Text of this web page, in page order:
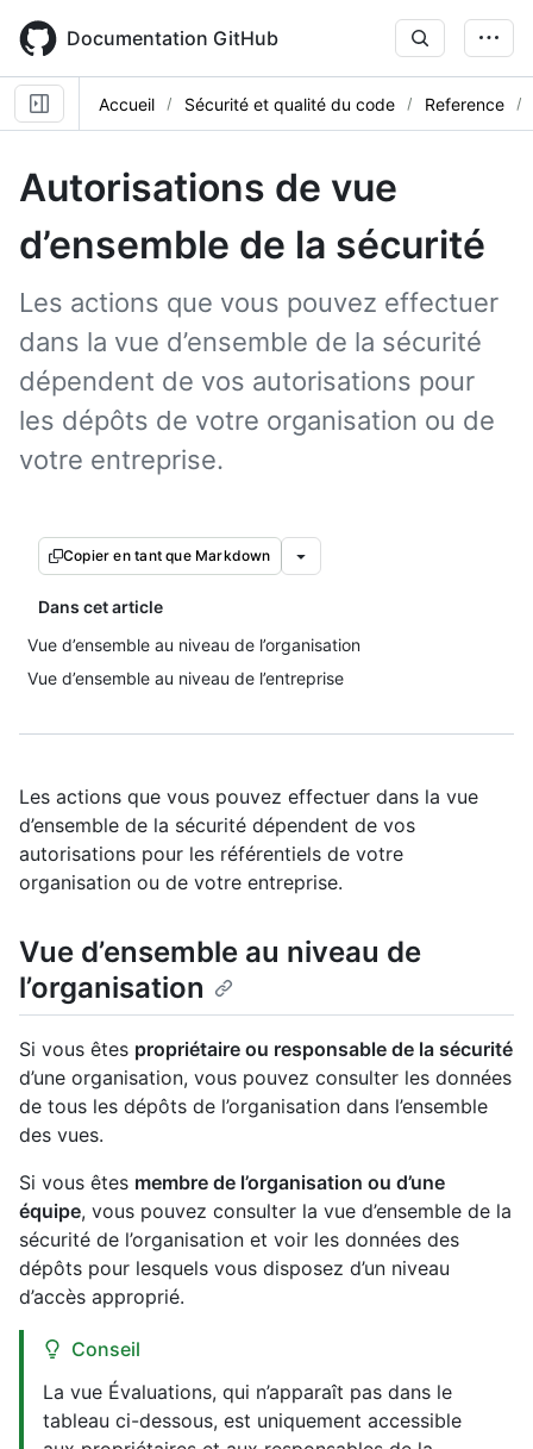
main
content
Documentation GitHub
Accueil Sécurité et qualité du code Reference
Autorisations de vue
d’ensemble de la sécurité
Les actions que vous pouvez effectuer
dans la vue d’ensemble de la sécurité
dépendent de vos autorisations pour
les dépôts de votre organisation ou de
votre entreprise.
Copier en tant que Markdown
Dans cet article
Vue d’ensemble au niveau de l’organisation
Vue d’ensemble au niveau de l’entreprise
Les actions que vous pouvez effectuer dans la vue
d’ensemble de la sécurité dépendent de vos
autorisations pour les référentiels de votre
organisation ou de votre entreprise.
Vue d’ensemble au niveau de
l’organisation
Si vous êtes propriétaire ou responsable de la sécurité
d’une organisation, vous pouvez consulter les données
de tous les dépôts de l’organisation dans l’ensemble
des vues.
Si vous êtes membre de l’organisation ou d’une
équipe, vous pouvez consulter la vue d’ensemble de la
sécurité de l’organisation et voir les données des
dépôts pour lesquels vous disposez d’un niveau
d’accès approprié.
Conseil
La vue Évaluations, qui n’apparaît pas dans le
tableau ci-dessous, est uniquement accessible